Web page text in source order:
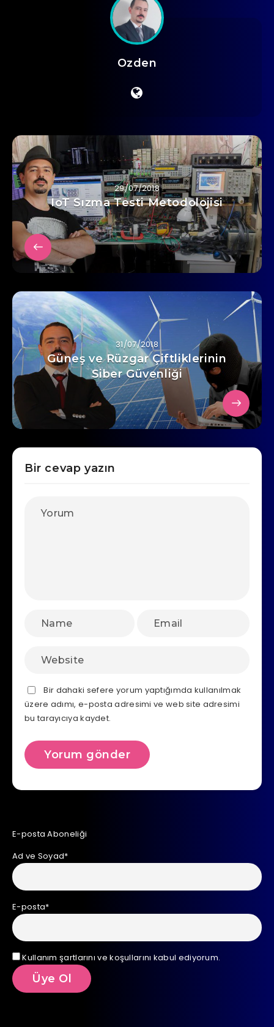
Ozden
29/07/2018
IoT Sızma Testi Metodolojisi
31/07/2018
Güneş ve Rüzgar Çiftliklerinin
Siber Güvenliği
Bir cevap yazın
Bir dahaki sefere yorum yaptığımda kullanılmak
üzere adımı, e-posta adresimi ve web site adresimi
bu tarayıcıya kaydet.
E-posta Aboneliği
Ad ve Soyad*
E-posta*
Kullanım şartlarını ve koşullarını kabul ediyorum.